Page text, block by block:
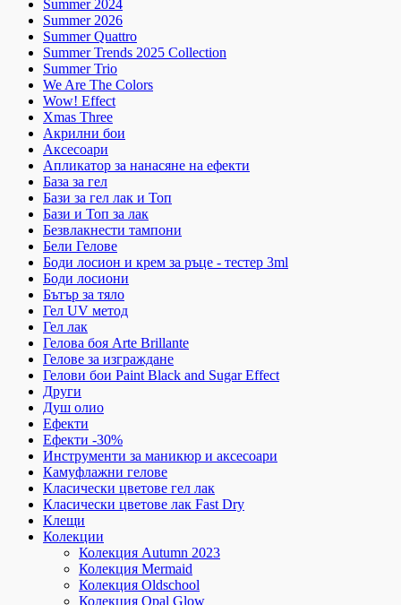
Summer 2024
Summer 2026
Summer Quattro
Summer Trends 2025 Collection
Summer Trio
We Are The Colors
Wow! Effect
Xmas Three
Акрилни бои
Аксесоари
Апликатор за нанасяне на ефекти
База за гел
Бази за гел лак и Топ
Бази и Топ за лак
Безвлакнести тампони
Бели Гелове
Боди лосион и крем за ръце - тестер 3ml
Боди лосиони
Бътър за тяло
Гел UV метод
Гел лак
Гелова боя Arte Brillante
Гелове за изграждане
Гелови бои Paint Black and Sugar Effect
Други
Душ олио
Ефекти
Ефекти -30%
Инструменти за маникюр и аксесоари
Камуфлажни гелове
Класически цветове гел лак
Класически цветове лак Fast Dry
Клещи
Колекции
Колекция Autumn 2023
Колекция Mermaid
Колекция Oldschool
Колекция Opal Glow